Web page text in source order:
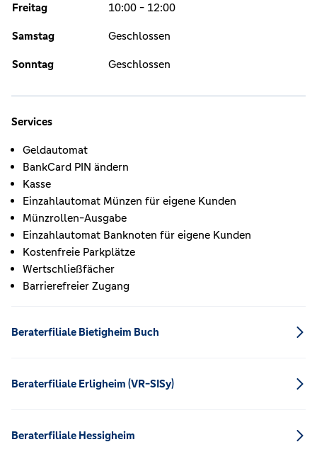
Freitag 10:00 - 12:00
Samstag Geschlossen
Sonntag Geschlossen
Services
Geldautomat
BankCard PIN ändern
Kasse
Einzahlautomat Münzen für eigene Kunden
Münzrollen-Ausgabe
Einzahlautomat Banknoten für eigene Kunden
Kostenfreie Parkplätze
Wertschließfächer
Barrierefreier Zugang
Beraterfiliale Bietigheim Buch
Beraterfiliale Erligheim (VR-SISy)
Beraterfiliale Hessigheim